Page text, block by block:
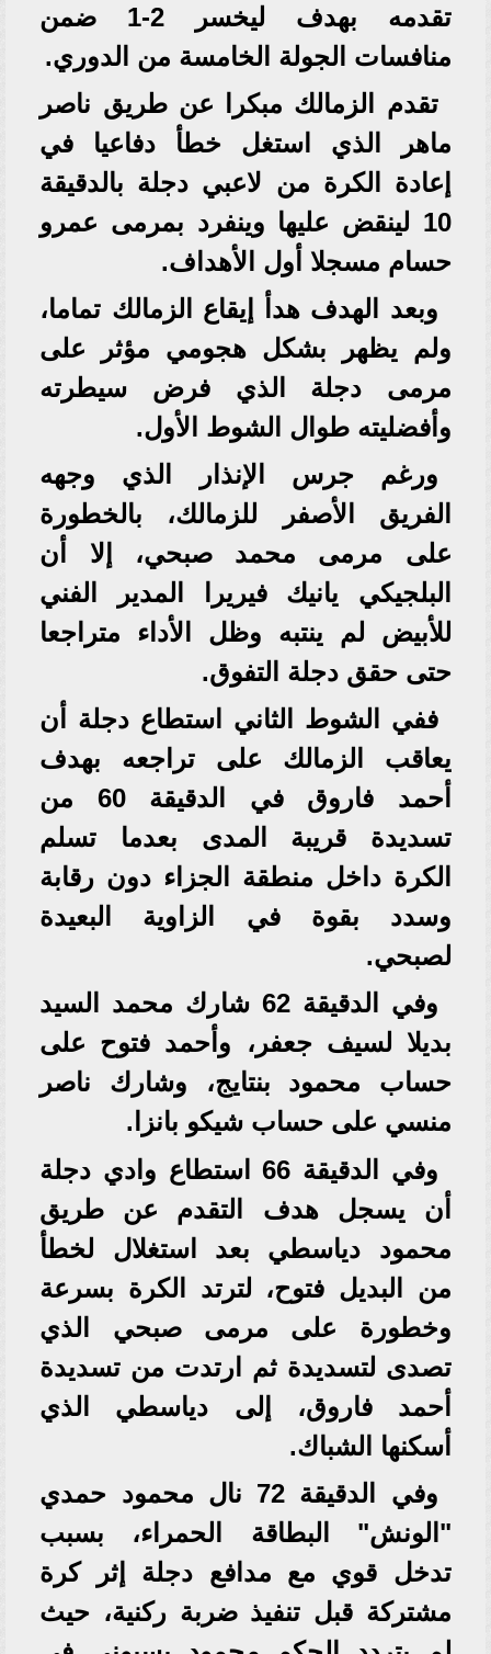
تقدمه بهدف ليخسر 2-1 ضمن
منافسات الجولة الخامسة من الدوري.
تقدم الزمالك مبكرا عن طريق ناصر
ماهر الذي استغل خطأ دفاعيا في
إعادة الكرة من لاعبي دجلة بالدقيقة
10 لينقض عليها وينفرد بمرمى عمرو
حسام مسجلا أول الأهداف.
وبعد الهدف هدأ إيقاع الزمالك تماما،
ولم يظهر بشكل هجومي مؤثر على
مرمى دجلة الذي فرض سيطرته
وأفضليته طوال الشوط الأول.
ورغم جرس الإنذار الذي وجهه
الفريق الأصفر للزمالك، بالخطورة
على مرمى محمد صبحي، إلا أن
البلجيكي يانيك فيريرا المدير الفني
للأبيض لم ينتبه وظل الأداء متراجعا
حتى حقق دجلة التفوق.
ففي الشوط الثاني استطاع دجلة أن
يعاقب الزمالك على تراجعه بهدف
أحمد فاروق في الدقيقة 60 من
تسديدة قريبة المدى بعدما تسلم
الكرة داخل منطقة الجزاء دون رقابة
وسدد بقوة في الزاوية البعيدة
لصبحي.
وفي الدقيقة 62 شارك محمد السيد
بديلا لسيف جعفر، وأحمد فتوح على
حساب محمود بنتايج، وشارك ناصر
منسي على حساب شيكو بانزا.
وفي الدقيقة 66 استطاع وادي دجلة
أن يسجل هدف التقدم عن طريق
محمود دياسطي بعد استغلال لخطأ
من البديل فتوح، لترتد الكرة بسرعة
وخطورة على مرمى صبحي الذي
تصدى لتسديدة ثم ارتدت من تسديدة
أحمد فاروق، إلى دياسطي الذي
أسكنها الشباك.
وفي الدقيقة 72 نال محمود حمدي
"الونش" البطاقة الحمراء، بسبب
تدخل قوي مع مدافع دجلة إثر كرة
مشتركة قبل تنفيذ ضربة ركنية، حيث